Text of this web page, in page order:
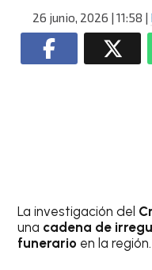
26 junio, 2026 | 11:58 |
La investigación del
una cadena de
funerario en la región.